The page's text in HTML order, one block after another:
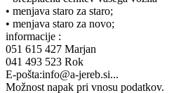
• menjava staro za staro;
• menjava staro za novo;
informacije :
051 615 427 Marjan
041 493 523 Rok
E-pošta:info@a-jereb.si...
Možnost napak pri vnosu podatkov.